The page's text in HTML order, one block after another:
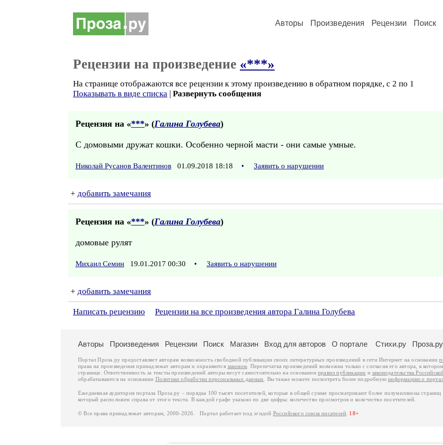
Авторы Произведения Рецензии Поиск
Рецензии на произведение «***»
На странице отображаются все рецензии к этому произведению в обратном порядке, с 2 по 1
Показывать в виде списка | Развернуть сообщения
Рецензия на «***» (Галина Голубева)
С домовыми дружат кошки. Особенно черной масти - они самые умные.
Николай Русанов Валентинов 01.09.2018 18:18 • Заявить о нарушении
+ добавить замечания
Рецензия на «***» (Галина Голубева)
домовые рулят
Михаил Семин 19.01.2017 00:30 • Заявить о нарушении
+ добавить замечания
Написать рецензию Рецензии на все произведения автора Галина Голубева
Авторы Произведения Рецензии Поиск Магазин Вход для авторов О портале Стихи.ру Проза.ру
Портал Проза.ру предоставляет авторам возможность свободной публикации своих литературных произведений в сети Интернет на основании
права на произведения принадлежат авторам и охраняются законом . Перепечатка произведений возможна только с согласия его автора, к
странице. Ответственность за тексты произведений авторы несут самостоятельно на основанииправил публикации изаконодательства
обрабатываются на основании Политики обработки персональных данных . Вы также можете посмотреть более подробнуюинформацию о
Ежедневная аудитория портала Проза.ру – порядка 100 тысяч посетителей, которые в общей сумме просматривают более полумиллиона
который расположен справа от этого текста. В каждой графе указано по две цифры: количество просмотров и количество посетителей.
© Все права принадлежат авторам, 2000-2026. Портал работает под эгидой Российского союза писателей 18+